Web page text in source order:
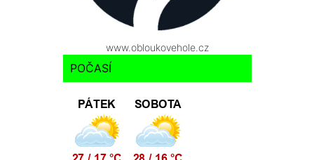
www.obloukovehole.cz
POČASÍ